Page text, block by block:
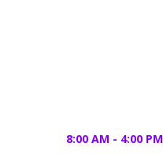
8:00 AM - 4:00 PM